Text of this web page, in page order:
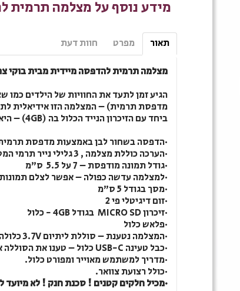
מידע נוסף על מצלמה תרמית
תאור מפרט חוות דעת
מצלמה תרמית להדפסה מיידית מבית בוקי
הגיע זמן לתעד את החוויות של הילדים
מדפסת תרמית) – המצלמה הזו אידיאלית
ביחד עם הזיכרון הנייד הכלול בה (4GB
) –
·הדפסה בשחור לבן באמצעות מדפסת
·הערכה כוללת מצלמה , 3 גלילי נייר תרמי המספיקים להדפסת 100 תמונות, 20 מדבקות בגליל דביק.
·גודל תמונה מודפסת – 7 על 5.5 ס"מ
·למצלמה עדשה כפולה – אפשר לצלם תמונות
·מסך בגודל 5 ס"מ
·זום דיגיטלי פי 2
·זיכרוןMICRO SD בגודל 4GB
- כלול
·פלאש כלול
·המצלמה נטענת – סוללת ליתיום 3.7V
·כבל טעינה USB-C
כלול – טענו את
·מדריך למשתמש מאוייר ומפורט כלול.
·כולל רצועת צוואר.
·מכיל חלקים קטנים ! סכנת חנק ! לא מיועד